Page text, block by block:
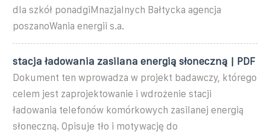
dla szkół ponadgiMnazjalnych Bałtycka agencja
poszanoWania energii s.a.
stacja ładowania zasilana energią słoneczną | PDF
Dokument ten wprowadza w projekt badawczy, którego
celem jest zaprojektowanie i wdrożenie stacji
ładowania telefonów komórkowych zasilanej energią
słoneczną. Opisuje tło i motywację do